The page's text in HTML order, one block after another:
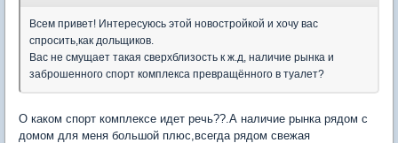
Всем привет! Интересуюсь этой новостройкой и хочу вас
спросить,как дольщиков.
Вас не смущает такая сверхблизость к ж.д, наличие рынка и
заброшенного спорт комплекса превращённого в туалет?
О каком спорт комплексе идет речь??.А наличие рынка рядом с
домом для меня большой плюс,всегда рядом свежая